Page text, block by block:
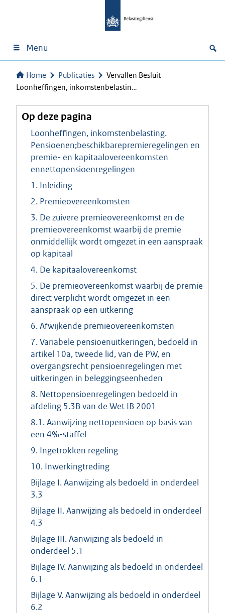
Menu
Home Publicaties
Vervallen Besluit
Loonheffingen, inkomstenbelastin…
Op deze pagina
Loonheffingen, inkomstenbelasting.
Pensioenen;beschikbarepremieregelingen en
premie- en kapitaalovereenkomsten
ennettopensioenregelingen
1. Inleiding
2. Premieovereenkomsten
3. De zuivere premieovereenkomst en de
premieovereenkomst waarbij de premie
onmiddellijk wordt omgezet in een aanspraak
op kapitaal
4. De kapitaalovereenkomst
5. De premieovereenkomst waarbij de premie
direct verplicht wordt omgezet in een
aanspraak op een uitkering
6. Afwijkende premieovereenkomsten
7. Variabele pensioenuitkeringen, bedoeld in
artikel 10a, tweede lid, van de PW, en
overgangsrecht pensioenregelingen met
uitkeringen in beleggingseenheden
8. Nettopensioenregelingen bedoeld in
afdeling 5.3B van de Wet IB 2001
8.1. Aanwijzing nettopensioen op basis van
een 4%-staffel
9. Ingetrokken regeling
10. Inwerkingtreding
Bijlage I. Aanwijzing als bedoeld in onderdeel
3.3
Bijlage II. Aanwijzing als bedoeld in onderdeel
4.3
Bijlage III. Aanwijzing als bedoeld in
onderdeel 5.1
Bijlage IV. Aanwijzing als bedoeld in onderdeel
6.1
Bijlage V. Aanwijzing als bedoeld in onderdeel
6.2